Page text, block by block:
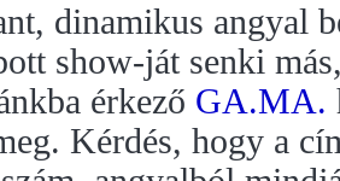
dinamikus angyal
show-ját senki
érkező GA.MA.
Kérdés, hogy a